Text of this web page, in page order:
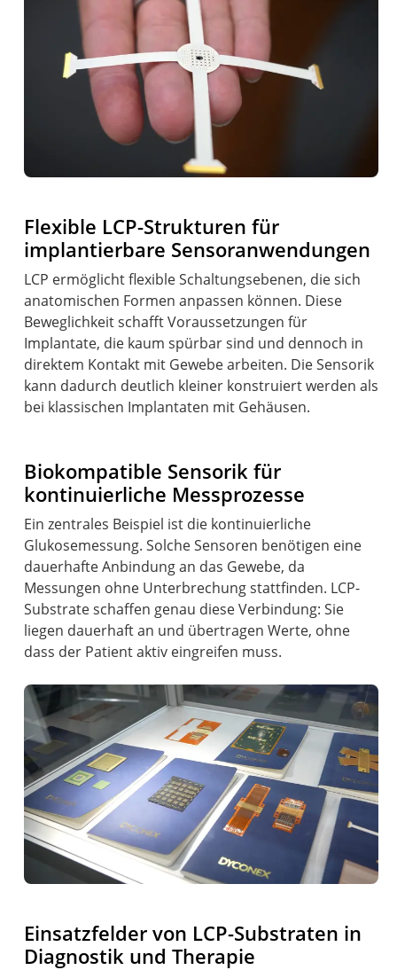
Flexible LCP-Strukturen für
implantierbare Sensoranwendungen
LCP ermöglicht flexible Schaltungsebenen, die sich
anatomischen Formen anpassen können. Diese
Beweglichkeit schafft Voraussetzungen für
Implantate, die kaum spürbar sind und dennoch in
direktem Kontakt mit Gewebe arbeiten. Die Sensorik
kann dadurch deutlich kleiner konstruiert werden als
bei klassischen Implantaten mit Gehäusen.
Biokompatible Sensorik für
kontinuierliche Messprozesse
Ein zentrales Beispiel ist die kontinuierliche
Glukosemessung. Solche Sensoren benötigen eine
dauerhafte Anbindung an das Gewebe, da
Messungen ohne Unterbrechung stattfinden. LCP-
Substrate schaffen genau diese Verbindung: Sie
liegen dauerhaft an und übertragen Werte, ohne
dass der Patient aktiv eingreifen muss.
Einsatzfelder von LCP-Substraten in
Diagnostik und Therapie